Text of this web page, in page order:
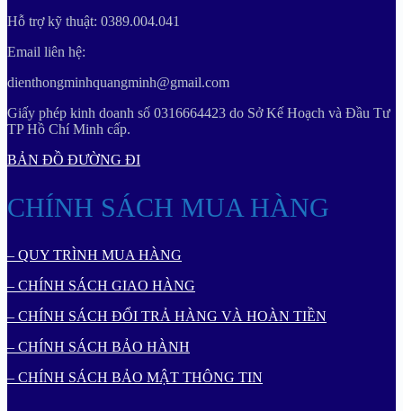
Hỗ trợ kỹ thuật: 0389.004.041
Email liên hệ:
dienthongminhquangminh@gmail.com
Giấy phép kinh doanh số 0316664423 do Sở Kế Hoạch và Đầu Tư
TP Hồ Chí Minh cấp.
BẢN ĐỒ ĐƯỜNG ĐI
CHÍNH SÁCH MUA HÀNG
– QUY TRÌNH MUA HÀNG
– CHÍNH SÁCH GIAO HÀNG
– CHÍNH SÁCH ĐỔI TRẢ HÀNG VÀ HOÀN TIỀN
– CHÍNH SÁCH BẢO HÀNH
– CHÍNH SÁCH BẢO MẬT THÔNG TIN